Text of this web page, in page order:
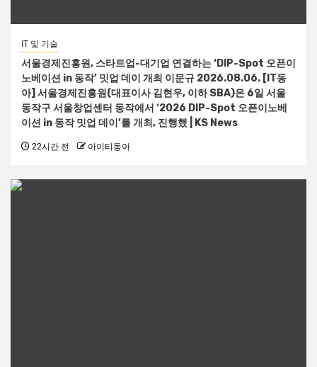
IT 및 기술
서울경제진흥원, 스타트업-대기업 연결하는 ‘DIP-Spot 오픈이
노베이션 in 동작’ 밋업 데이 개최 이문규 2026.08.06. [IT동
아] 서울경제진흥원(대표이사 김현우, 이하 SBA)은 6일 서울
동작구 서울창업센터 동작에서 ‘2026 DIP-Spot 오픈이노베
이션 in 동작 밋업 데이’를 개최, 진행했 | KS News
22시간 전 아이티동아